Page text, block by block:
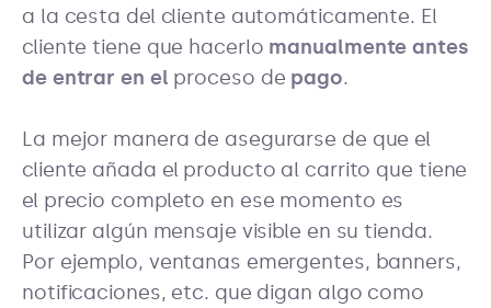
a la cesta del cliente automáticamente. El
cliente tiene que hacerlo manualmente antes
de entrar en el proceso de pago.
La mejor manera de asegurarse de que el
cliente añada el producto al carrito que tiene
el precio completo en ese momento es
utilizar algún mensaje visible en su tienda.
Por ejemplo, ventanas emergentes, banners,
notificaciones, etc. que digan algo como